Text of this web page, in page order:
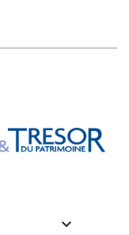
